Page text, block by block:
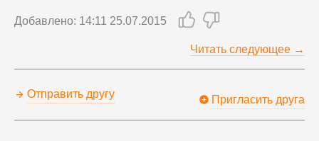
Добавлено: 14:11 25.07.2015
Читать следующее →
Отправить другу Пригласить друга